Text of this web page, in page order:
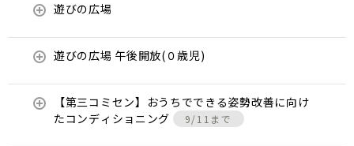
遊びの広場
遊びの広場 午後開放(０歳児)
【第三コミセン】おうちでできる姿勢改善に向け
たコンディショニング
9/11まで